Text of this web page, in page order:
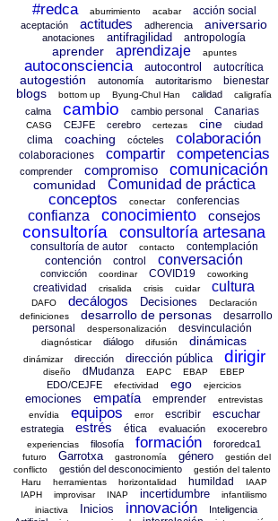
#redca aburrimiento acabar acción social
aceptación actitudes adherencia aniversario
anotaciones antifragilidad antropología
aprender aprendizaje apuntes
autoconsciencia autocontrol autocrítica
autogestión autonomía autoritarismo bienestar
blogs bottom up Byung-Chul Han calidad caligrafía
calma cambio cambio personal Canarias
CASG CEJFE cerebro certezas cine ciudad
clima coaching cócteles colaboración
colaboraciones compartir competencias
comprender compromiso comunicación
comunidad Comunidad de práctica
conceptos conectar conferencias
confianza conocimiento consejos
consultoría consultoría artesana
consultoría de autor contacto contemplación
contención control conversación
convicción coordinar COVID19 coworking
creatividad crisalida crisis cuidar cultura
DAFO decálogos Decisiones
Declaración
definiciones
desarrollo de personas
desarrollo
personal
despersonalización desvinculación
diagnósticar diálogo difusión dinámicas
dinámizar dirección dirección pública dirigir
diseño dMudanza EAPC EBAP EBEP
EDO/CEJFE efectividad ego ejercicios
emociones empatía emprender
entrevistas
envídia
equipos error escribir escuchar
estrategia estrés ética evaluación exocerebro
experiencias filosofía formación fororedca1
futuro Garrotxa gastronomía género
gestión del
conflicto
gestión del desconocimiento
gestión del talento
Haru
herramientas horizontalidad humildad
IAAP
IAPH
improvisar INAP incertidumbre
infantilismo
iniactiva
Inicios innovación
Inteligencia